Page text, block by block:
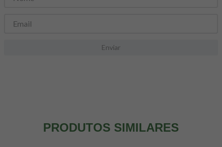
Enviar
PRODUTOS SIMILARES
8º snack proteico mundo verde
9 psyllium